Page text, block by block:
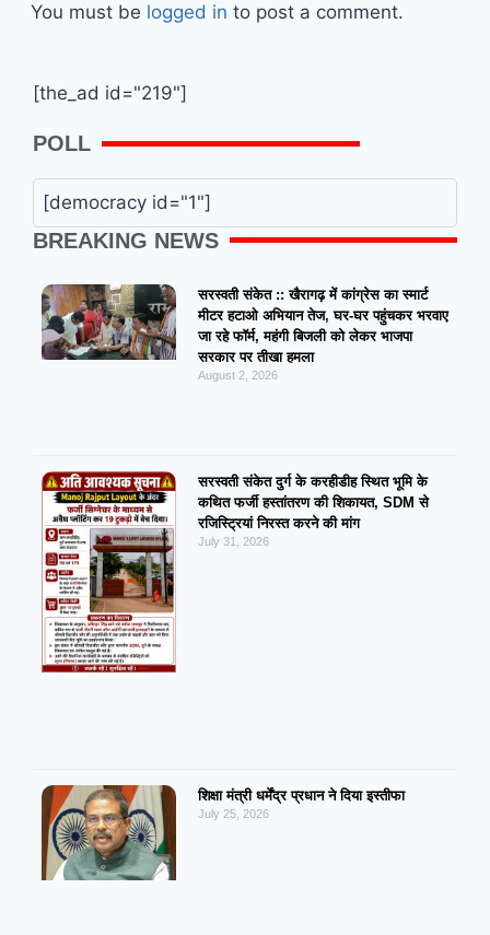
You must be logged in to post a comment.
[the_ad id="219"]
POLL
[democracy id="1"]
BREAKING NEWS
सरस्वती संकेत :: खैरागढ़ में कांग्रेस का स्मार्ट
मीटर हटाओ अभियान तेज, घर-घर पहुंचकर भरवाए
जा रहे फॉर्म, महंगी बिजली को लेकर भाजपा
सरकार पर तीखा हमला
August 2, 2026
सरस्वती संकेत दुर्ग के करहीडीह स्थित भूमि के
कथित फर्जी हस्तांतरण की शिकायत, SDM से
रजिस्ट्रियां निरस्त करने की मांग
July 31, 2026
शिक्षा मंत्री धर्मेंद्र प्रधान ने दिया इस्तीफा
July 25, 2026